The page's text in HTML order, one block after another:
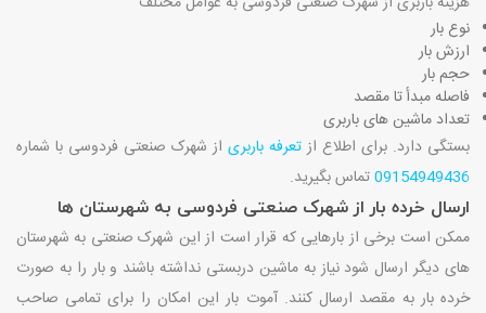
نوع بار
ارزش بار
حجم بار
فاصله مبدأ تا مقصد
تعداد ماشین های باربری
بستگی دارد. برای اطلاع از تعرفه باربری از شهرک صنعتی فردوسی با شماره
09154949436تماس بگیرید.
ارسال خرده بار از شهرک صنعتی فردوسی به شهرستان ها
ممکن است برخی از بارهایی که قرار است از این شهرک صنعتی به شهرستان
های دیگر ارسال شود نیاز به ماشین دربستی نداشته باشند و بار را به صورت
خرده بار به مقصد ارسال کنند. آموت بار این امکان را برای تمامی صاحب